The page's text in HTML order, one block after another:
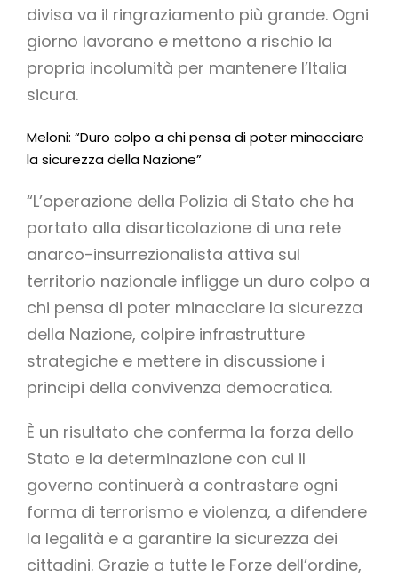
divisa va il ringraziamento più grande. Ogni
giorno lavorano e mettono a rischio la
propria incolumità per mantenere l’Italia
sicura.
Meloni: “Duro colpo a chi pensa di poter minacciare
la sicurezza della Nazione”
“L’operazione della Polizia di Stato che ha
portato alla disarticolazione di una rete
anarco-insurrezionalista attiva sul
territorio nazionale infligge un duro colpo a
chi pensa di poter minacciare la sicurezza
della Nazione, colpire infrastrutture
strategiche e mettere in discussione i
principi della convivenza democratica.
È un risultato che conferma la forza dello
Stato e la determinazione con cui il
governo continuerà a contrastare ogni
forma di terrorismo e violenza, a difendere
la legalità e a garantire la sicurezza dei
cittadini. Grazie a tutte le Forze dell’ordine,